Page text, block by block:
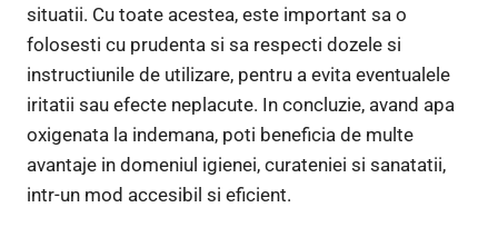
situatii. Cu toate acestea, este important sa o
folosesti cu prudenta si sa respecti dozele si
instructiunile de utilizare, pentru a evita eventualele
iritatii sau efecte neplacute. In concluzie, avand apa
oxigenata la indemana, poti beneficia de multe
avantaje in domeniul igienei, curateniei si sanatatii,
intr-un mod accesibil si eficient.